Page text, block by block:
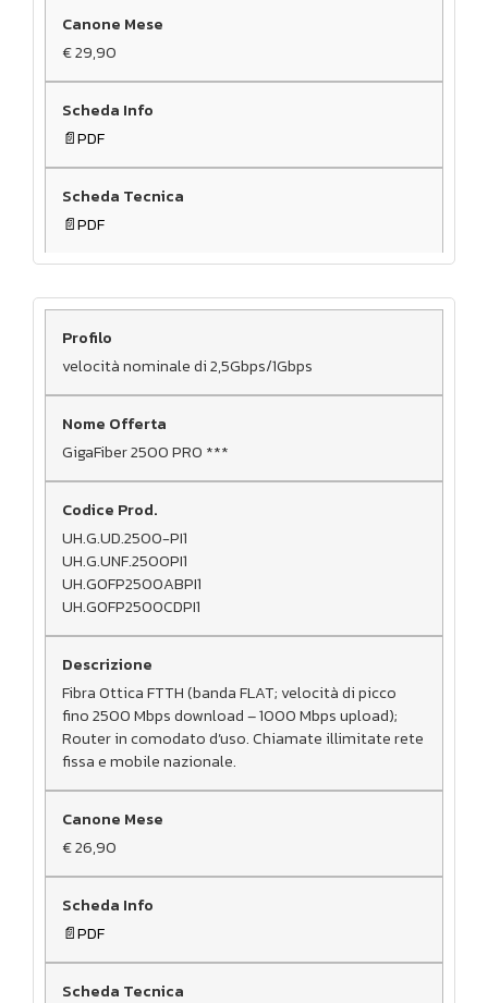
€ 29,90
PDF
PDF
velocità nominale di 2,5Gbps/1Gbps
GigaFiber 2500 PRO ***
UH.G.UD.2500-PI1
UH.G.UNF.2500PI1
UH.GOFP2500ABPI1
UH.GOFP2500CDPI1
Fibra Ottica FTTH (banda FLAT; velocità di picco
fino 2500 Mbps download – 1000 Mbps upload);
Router in comodato d’uso. Chiamate illimitate rete
fissa e mobile nazionale.
€ 26,90
PDF